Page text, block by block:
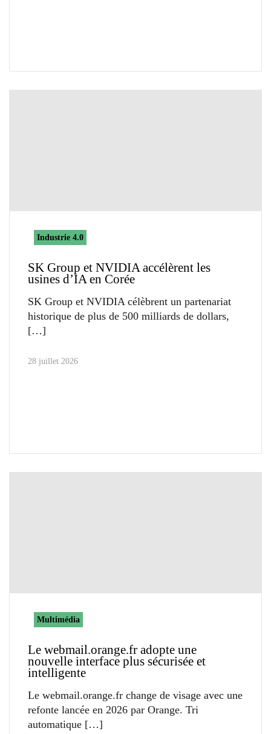
Industrie 4.0
SK Group et NVIDIA accélèrent les
usines d’IA en Corée
SK Group et NVIDIA célèbrent un partenariat
historique de plus de 500 milliards de dollars,
28 juillet 2026
Multimédia
Le webmail.orange.fr adopte une
nouvelle interface plus sécurisée et
intelligente
Le webmail.orange.fr change de visage avec une
refonte lancée en 2026 par Orange. Tri
automatique